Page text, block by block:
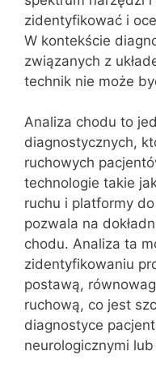
zidentyfikować i
W kontekście
związanych z
technik nie może
Analiza chodu to
diagnostycznych,
ruchowych
technologie takie
ruchu i platformy
pozwala na
chodu. Analiza ta
zidentyfikowaniu
postawą,
ruchową, co jest
diagnostyce
neurologicznymi